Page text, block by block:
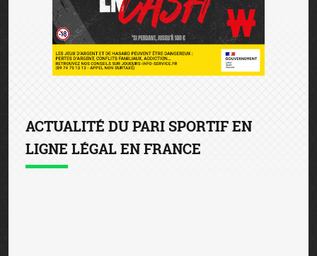
ACTUALITÉ DU PARI SPORTIF EN
LIGNE LÉGAL EN FRANCE